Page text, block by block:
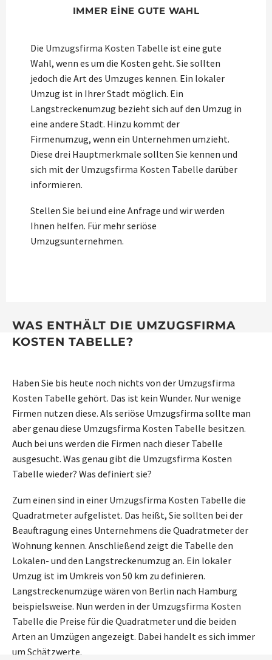
IMMER EINE GUTE WAHL
Die Umzugsfirma Kosten Tabelle ist eine gute
Wahl, wenn es um die Kosten geht. Sie sollten
jedoch die Art des Umzuges kennen. Ein lokaler
Umzug ist in Ihrer Stadt möglich. Ein
Langstreckenumzug bezieht sich auf den Umzug in
eine andere Stadt. Hinzu kommt der
Firmenumzug, wenn ein Unternehmen umzieht.
Diese drei Hauptmerkmale sollten Sie kennen und
sich mit der Umzugsfirma Kosten Tabelle darüber
informieren.
Stellen Sie bei und eine Anfrage und wir werden
Ihnen helfen. Für mehr seriöse
Umzugsunternehmen.
WAS ENTHÄLT DIE UMZUGSFIRMA
KOSTEN TABELLE?
Haben Sie bis heute noch nichts von der Umzugsfirma
Kosten Tabelle gehört. Das ist kein Wunder. Nur wenige
Firmen nutzen diese. Als seriöse Umzugsfirma sollte man
aber genau diese Umzugsfirma Kosten Tabelle besitzen.
Auch bei uns werden die Firmen nach dieser Tabelle
ausgesucht. Was genau gibt die Umzugsfirma Kosten
Tabelle wieder? Was definiert sie?
Zum einen sind in einer Umzugsfirma Kosten Tabelle die
Quadratmeter aufgelistet. Das heißt, Sie sollten bei der
Beauftragung eines Unternehmens die Quadratmeter der
Wohnung kennen. Anschließend zeigt die Tabelle den
Lokalen- und den Langstreckenumzug an. Ein lokaler
Umzug ist im Umkreis von 50 km zu definieren.
Langstreckenumzüge wären von Berlin nach Hamburg
beispielsweise. Nun werden in der Umzugsfirma Kosten
Tabelle die Preise für die Quadratmeter und die beiden
Arten an Umzügen angezeigt. Dabei handelt es sich immer
um Schätzwerte.